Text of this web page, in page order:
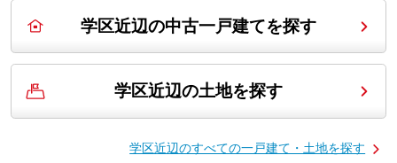
学区近辺の中古一戸建てを探す
学区近辺の土地を探す
学区近辺のすべての一戸建て・土地を探す